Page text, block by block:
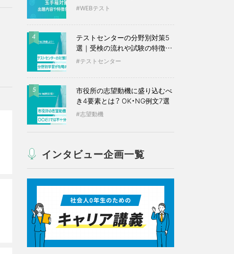
WEBテスト
4
テストセンターの分野別対策5
選｜受検の流れや試験の特徴も
紹介
テストセンター
5
市役所の志望動機に盛り込むべ
き4要素とは？ OK・NG例文7選
志望動機
インタビュー企画一覧